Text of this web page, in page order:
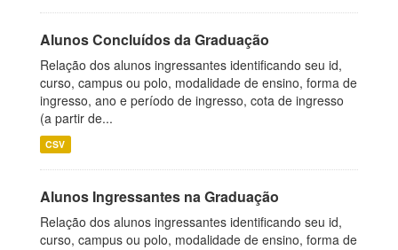
Alunos Concluídos da Graduação
Relação dos alunos ingressantes identificando seu id,
curso, campus ou polo, modalidade de ensino, forma de
ingresso, ano e período de ingresso, cota de ingresso
(a partir de...
CSV
Alunos Ingressantes na Graduação
Relação dos alunos ingressantes identificando seu id,
curso, campus ou polo, modalidade de ensino, forma de